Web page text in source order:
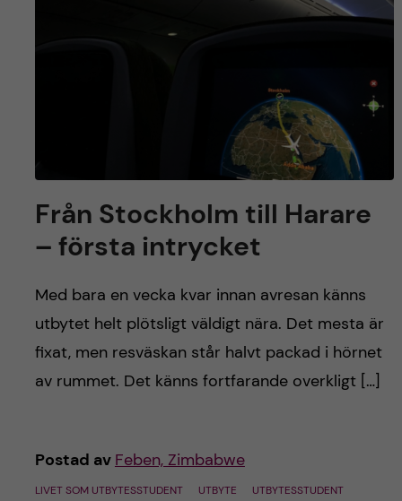
Från Stockholm till Harare
– första intrycket
Med bara en vecka kvar innan avresan känns
utbytet helt plötsligt väldigt nära. Det mesta är
fixat, men resväskan står halvt packad i hörnet
av rummet. Det känns fortfarande overkligt […]
Postad av Feben, Zimbabwe
LIVET SOM UTBYTESSTUDENT UTBYTE UTBYTESSTUDENT